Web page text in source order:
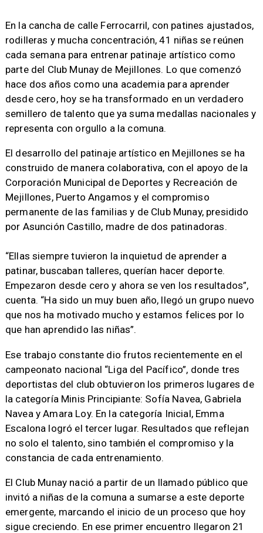
En la cancha de calle Ferrocarril, con patines ajustados,
rodilleras y mucha concentración, 41 niñas se reúnen
cada semana para entrenar patinaje artístico como
parte del Club Munay de Mejillones. Lo que comenzó
hace dos años como una academia para aprender
desde cero, hoy se ha transformado en un verdadero
semillero de talento que ya suma medallas nacionales y
representa con orgullo a la comuna.
El desarrollo del patinaje artístico en Mejillones se ha
construido de manera colaborativa, con el apoyo de la
Corporación Municipal de Deportes y Recreación de
Mejillones, Puerto Angamos y el compromiso
permanente de las familias y de Club Munay, presidido
por Asunción Castillo, madre de dos patinadoras.
“Ellas siempre tuvieron la inquietud de aprender a
patinar, buscaban talleres, querían hacer deporte.
Empezaron desde cero y ahora se ven los resultados”,
cuenta. “Ha sido un muy buen año, llegó un grupo nuevo
que nos ha motivado mucho y estamos felices por lo
que han aprendido las niñas”.
Ese trabajo constante dio frutos recientemente en el
campeonato nacional “Liga del Pacífico”, donde tres
deportistas del club obtuvieron los primeros lugares de
la categoría Minis Principiante: Sofía Navea, Gabriela
Navea y Amara Loy. En la categoría Inicial, Emma
Escalona logró el tercer lugar. Resultados que reflejan
no solo el talento, sino también el compromiso y la
constancia de cada entrenamiento.
El Club Munay nació a partir de un llamado público que
invitó a niñas de la comuna a sumarse a este deporte
emergente, marcando el inicio de un proceso que hoy
sigue creciendo. En ese primer encuentro llegaron 21